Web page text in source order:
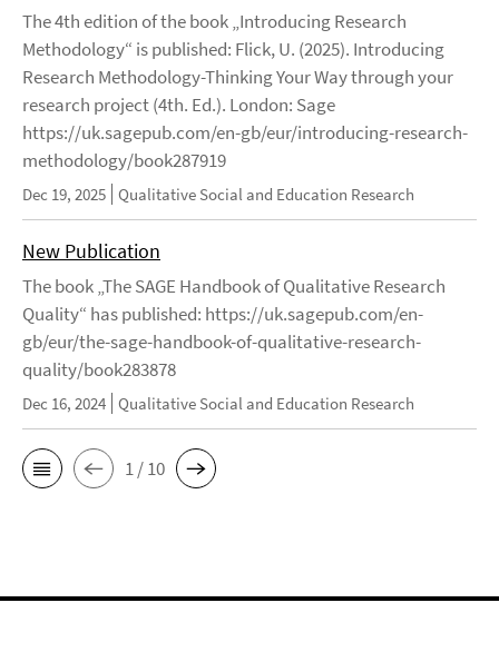
The 4th edition of the book „Introducing Research
Methodology“ is published: Flick, U. (2025). Introducing
Research Methodology-Thinking Your Way through your
research project (4th. Ed.). London: Sage
https://uk.sagepub.com/en-gb/eur/introducing-research-
methodology/book287919
Dec 19, 2025 Qualitative Social and Education Research
New Publication
The book „The SAGE Handbook of Qualitative Research
Quality“ has published: https://uk.sagepub.com/en-
gb/eur/the-sage-handbook-of-qualitative-research-
quality/book283878
Dec 16, 2024 Qualitative Social and Education Research
1 / 10